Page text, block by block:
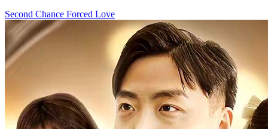
Second Chance Forced Love